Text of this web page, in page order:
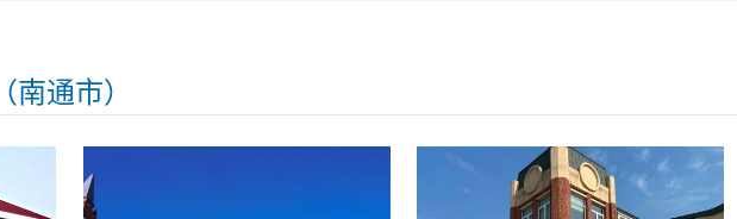
通市）